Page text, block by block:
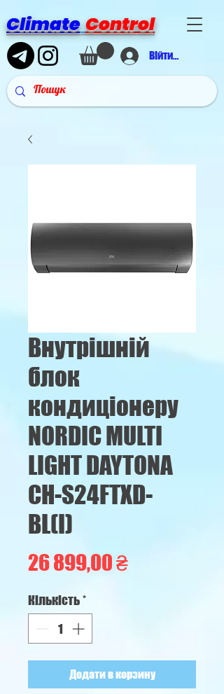
Climate Control
Війти в аккаунт
Внутрішній
блок
кондиціонеру
NORDIC MULTI
LIGHT DAYTONA
CH-S24FTXD-
BL(I)
26 899,00 ₴Ціна
Кількість*
Додати в корзину